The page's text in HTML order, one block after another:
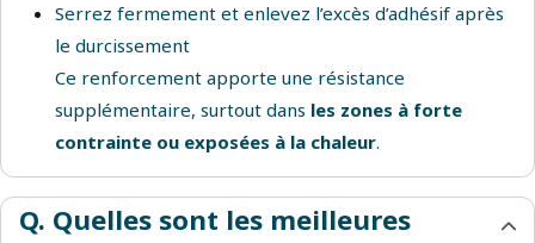
Serrez fermement et enlevez l’excès d’adhésif après
le durcissement
Ce renforcement apporte une résistance
supplémentaire, surtout dans les zones à forte
contrainte ou exposées à la chaleur.
Q. Quelles sont les meilleures